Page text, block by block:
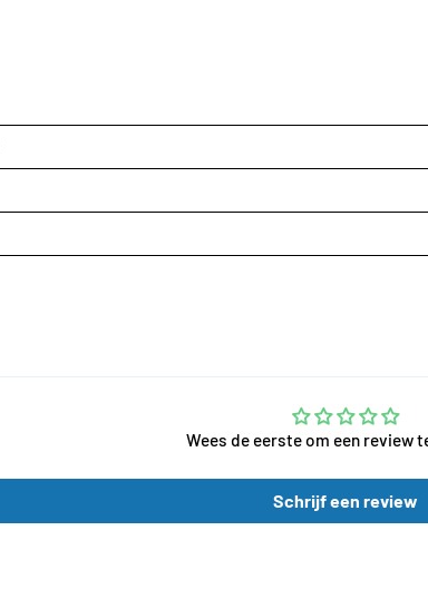
Wees de eerste om een review
Schrijf een review